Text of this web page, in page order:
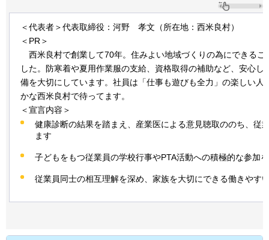
＜代表者＞代表取締役：河野 孝文（所在地：西米良村）
＜PR＞
西米良村で創業して70年。住みよい地域づくりの為にできるこ
した。防寒着や夏用作業服の支給、資格取得の補助など、安心し
備を大切にしています。社員は「仕事も遊びも全力」の楽しい人
かな西米良村で待ってます。
＜宣言内容＞
健康診断の結果を踏まえ、産業医による意見聴取ののち、従
ます
子どもをもつ従業員の学校行事やPTA活動への積極的な参加
従業員同士の相互理解を深め、家族を大切にできる働きやす